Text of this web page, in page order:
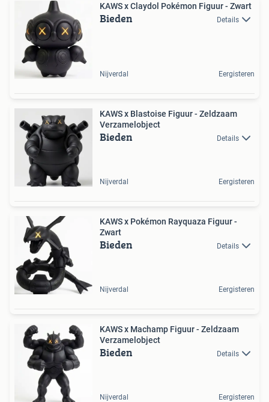
KAWS x Claydol Pokémon Figuur - Zwart
Bieden Details
Nijverdal Eergisteren
KAWS x Blastoise Figuur - Zeldzaam
Verzamelobject
Bieden Details
Nijverdal Eergisteren
KAWS x Pokémon Rayquaza Figuur -
Zwart
Bieden Details
Nijverdal Eergisteren
KAWS x Machamp Figuur - Zeldzaam
Verzamelobject
Bieden Details
Nijverdal Eergisteren